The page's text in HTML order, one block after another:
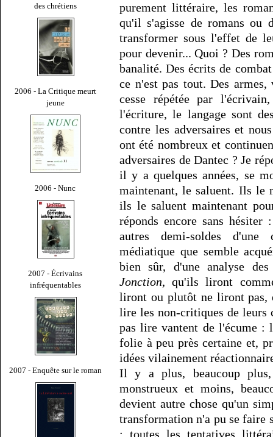
des chrétiens
2006 - La Critique meurt
jeune
2006 - Nunc
2007 - Écrivains
infréquentables
2007 - Enquête sur le roman
purement littéraire, les
qu'il s'agisse de romans ou
transformer sous l'effet de
pour devenir... Quoi ? Des
banalité. Des écrits de
ce n'est pas tout. Des
cesse répétée par
l'écriture, le langage sont
contre les adversaires et
ont été nombreux et
adversaires de Dantec ? Je
il y a quelques années, se
maintenant, le saluent. Ils le
ils le saluent maintenant
réponds encore sans
autres demi-soldes d'une
médiatique que semble
bien sûr, d'une analyse
Jonction, qu'ils liront
liront ou plutôt ne liront pas,
lire les non-critiques de leurs
pas lire vantent de l'écume :
folie à peu près certaine et,
idées vilainement
Il y a plus, beaucoup
monstrueux et moins,
devient autre chose qu'un
transformation n'a pu se faire
: toutes les tentatives